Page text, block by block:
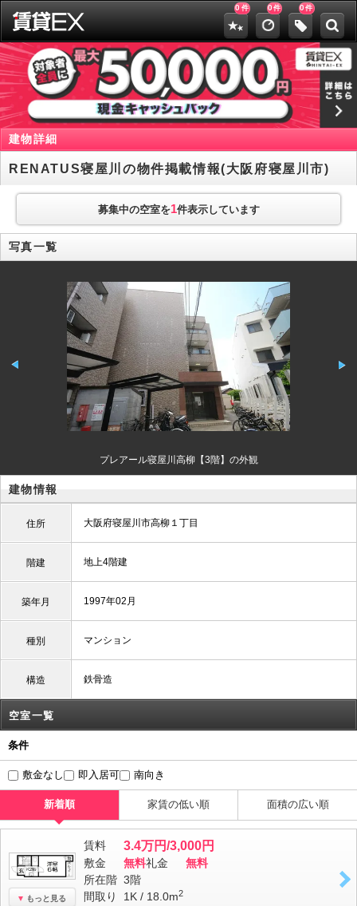
0 件 0件 0件
建物詳細
RENATUS寝屋川の物件掲載情報(大阪府寝屋川市)
募集中の空室を1件表示しています
写真一覧
プレアール寝屋川高柳【3階】の外観
建物情報
住所 大阪府寝屋川市高柳１丁目
階建 地上4階建
築年月 1997年02月
種別 マンション
構造 鉄骨造
空室一覧
条件
敷金なし 即入居可 南向き
新着順 家賃の低い順 面積の広い順
もっと見る
賃料 3.4万円/3,000円
敷金 無料礼金
無料
所在階 3階
間取り
1K / 18.0m2